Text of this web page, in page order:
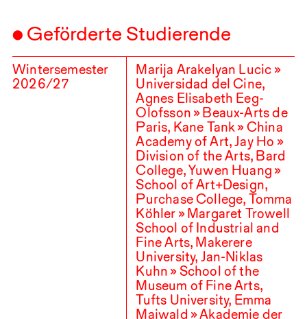
Geförderte Studierende
Wintersemester
2026/27
Marija Arakelyan Lucic »
Universidad del Cine,
Agnes Elisabeth Eeg-
Olofsson » Beaux-Arts de
Paris, Kane Tank » China
Academy of Art, Jay Ho »
Division of the Arts, Bard
College, Yuwen Huang »
School of Art+Design,
Purchase College, Tomma
Köhler » Margaret Trowell
School of Industrial and
Fine Arts, Makerere
University, Jan-Niklas
Kuhn » School of the
Museum of Fine Arts,
Tufts University, Emma
Maiwald » Akademie der